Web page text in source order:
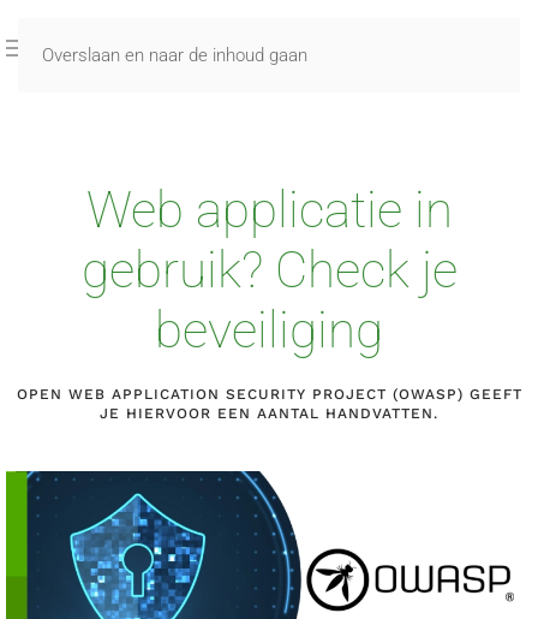
Overslaan en naar de inhoud gaan
Web applicatie in
gebruik? Check je
beveiliging
OPEN WEB APPLICATION SECURITY PROJECT (OWASP) GEEFT
JE HIERVOOR EEN AANTAL HANDVATTEN.